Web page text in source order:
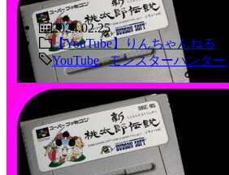
2024.02.25
【YouTube】りんちゃんねる
YouTube,モンスターハンター